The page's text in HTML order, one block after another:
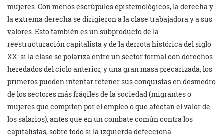
mujeres. Con menos escrúpulos epistemológicos, la derecha y
la extrema derecha se dirigieron a la clase trabajadora y a sus
valores. Esto también es un subproducto de la
reestructuración capitalista y de la derrota histórica del siglo
XX: si la clase se polariza entre un sector formal con derechos
heredados del ciclo anterior, y una gran masa precarizada, los
primeros pueden intentar retener sus conquistas en desmedro
de los sectores más frágiles de la sociedad (migrantes o
mujeres que compiten por el empleo o que afectan el valor de
los salarios), antes que en un combate común contra los
capitalistas, sobre todo si la izquierda defecciona